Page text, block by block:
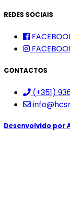
REDES SOCIAIS
CONTACTOS
(+351)
Desenvolvido por